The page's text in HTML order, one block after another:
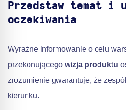
Przedstaw temat i
oczekiwania
Wyraźne informowanie o celu
przekonującego wizja produktu
zrozumienie gwarantuje, że
kierunku.